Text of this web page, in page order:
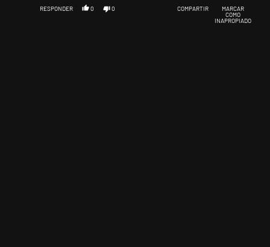
RESPONDER 0 0 COMPARTIR
MARCAR
COMO
INAPROPIADO